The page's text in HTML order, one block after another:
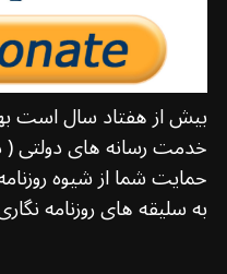
بیش از هفتاد سال است
خدمت رسانه های دولتی
حمایت شما از شیوه
به سلیقه های روزنامه